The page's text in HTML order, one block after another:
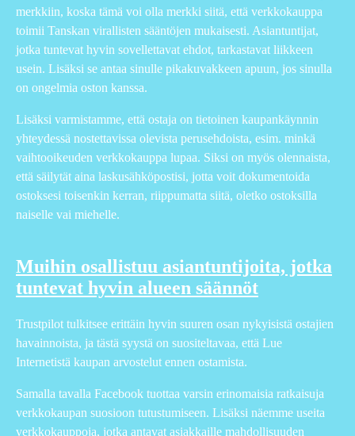
merkkiin, koska tämä voi olla merkki siitä, että verkkokauppa
toimii Tanskan virallisten sääntöjen mukaisesti. Asiantuntijat,
jotka tuntevat hyvin sovellettavat ehdot, tarkastavat liikkeen
usein. Lisäksi se antaa sinulle pikakuvakkeen apuun, jos sinulla
on ongelmia oston kanssa.
Lisäksi varmistamme, että ostaja on tietoinen kaupankäynnin
yhteydessä nostettavissa olevista perusehdoista, esim. minkä
vaihtooikeuden verkkokauppa lupaa. Siksi on myös olennaista,
että säilytät aina laskusähköpostisi, jotta voit dokumentoida
ostoksesi toisenkin kerran, riippumatta siitä, oletko ostoksilla
naiselle vai miehelle.
Muihin osallistuu asiantuntijoita, jotka
tuntevat hyvin alueen säännöt
Trustpilot tulkitsee erittäin hyvin suuren osan nykyisistä ostajien
havainnoista, ja tästä syystä on suositeltavaa, että Lue
Internetistä kaupan arvostelut ennen ostamista.
Samalla tavalla Facebook tuottaa varsin erinomaisia ratkaisuja
verkkokaupan suosioon tutustumiseen. Lisäksi näemme useita
verkkokauppoja, jotka antavat asiakkaille mahdollisuuden